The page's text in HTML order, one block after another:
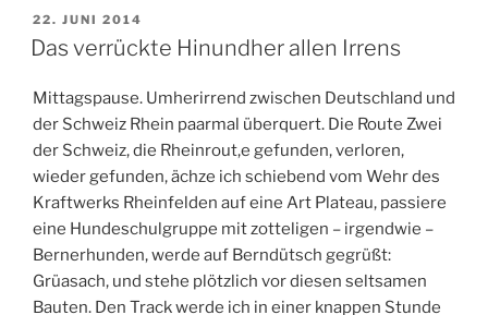
VERÖFFENTLICHT
AM
22. JUNI 2014
Das verrückte Hinundher allen Irrens
Mittagspause. Umherirrend zwischen Deutschland und
der Schweiz Rhein paarmal überquert. Die Route Zwei
der Schweiz, die Rheinrout,e gefunden, verloren,
wieder gefunden, ächze ich schiebend vom Wehr des
Kraftwerks Rheinfelden auf eine Art Plateau, passiere
eine Hundeschulgruppe mit zotteligen – irgendwie –
Bernerhunden, werde auf Berndütsch gegrüßt:
Grüasach, und stehe plötzlich vor diesen seltsamen
Bauten. Den Track werde ich in einer knappen Stunde